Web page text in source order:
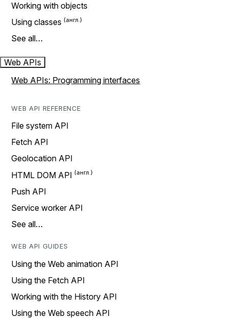
Working with objects
Using classes
See all…
Web APIs
Web APIs: Programming interfaces
WEB API REFERENCE
File system API
Fetch API
Geolocation API
HTML DOM API
Push API
Service worker API
See all…
WEB API GUIDES
Using the Web animation API
Using the Fetch API
Working with the History API
Using the Web speech API